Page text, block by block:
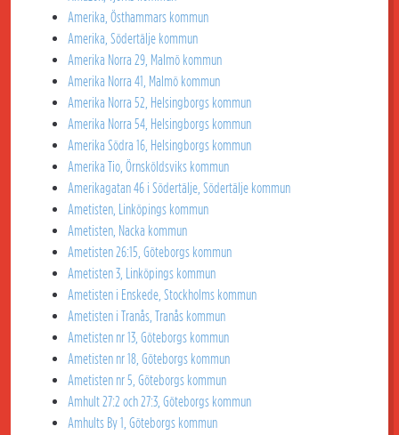
Amerika, Östhammars kommun
Amerika, Södertälje kommun
Amerika Norra 29, Malmö kommun
Amerika Norra 41, Malmö kommun
Amerika Norra 52, Helsingborgs kommun
Amerika Norra 54, Helsingborgs kommun
Amerika Södra 16, Helsingborgs kommun
Amerika Tio, Örnsköldsviks kommun
Amerikagatan 46 i Södertälje, Södertälje kommun
Ametisten, Linköpings kommun
Ametisten, Nacka kommun
Ametisten 26:15, Göteborgs kommun
Ametisten 3, Linköpings kommun
Ametisten i Enskede, Stockholms kommun
Ametisten i Tranås, Tranås kommun
Ametisten nr 13, Göteborgs kommun
Ametisten nr 18, Göteborgs kommun
Ametisten nr 5, Göteborgs kommun
Amhult 27:2 och 27:3, Göteborgs kommun
Amhults By 1, Göteborgs kommun